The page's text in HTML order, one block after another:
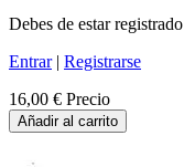
Debes de estar registrado
Entrar| Registrarse
16,00 € Precio
Añadir al carrito